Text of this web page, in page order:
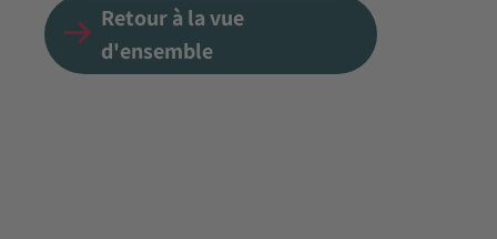
Retour à la vue
d'ensemble